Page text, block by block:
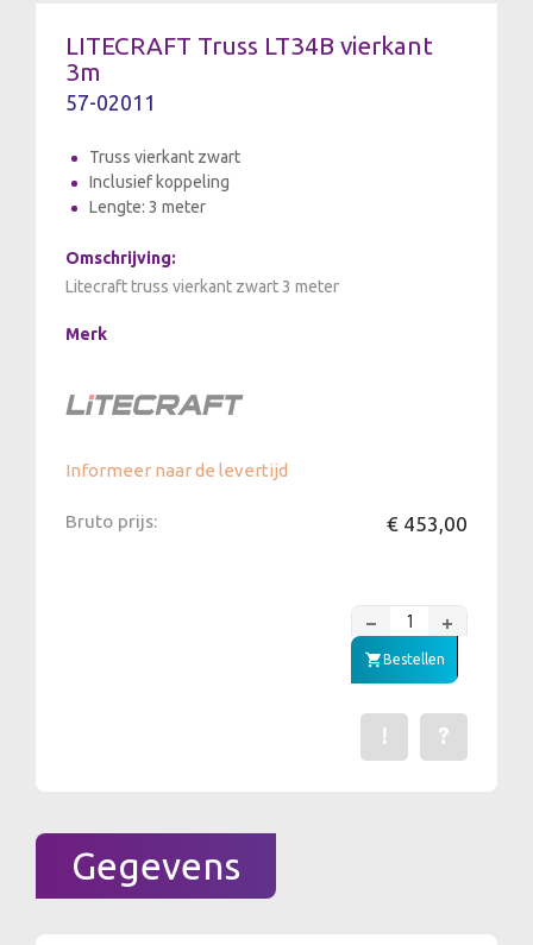
LITECRAFT Truss LT34B vierkant
3m
57-02011
Truss vierkant zwart
Inclusief koppeling
Lengte: 3 meter
Omschrijving:
Litecraft truss vierkant zwart 3 meter
Merk
Informeer naar de levertijd
Bruto prijs: € 453,00
Bestellen
Stel een
?
Een fout gevonden?
!
Gegevens